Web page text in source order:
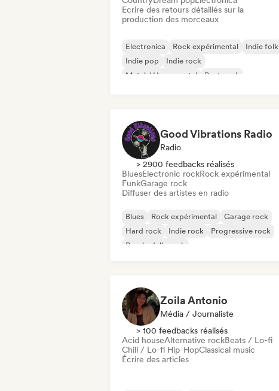
Ecrire des retours détaillés sur la
production des morceaux
Electronica Rock expérimental
Indie folk
Indie pop
Indie rock
Metal / Heavy metal
Post punk
Good Vibrations Radio
Radio
> 2900 feedbacks réalisés
BluesElectronic rockRock expérimental
FunkGarage rock
Diffuser des artistes en radio
Blues Rock expérimental
Garage rock
Hard rock
Indie rock
Progressive rock
Psychedelic rock
Zoila Antonio
Média / Journaliste
> 100 feedbacks réalisés
Acid houseAlternative rockBeats / Lo-fi
Chill / Lo-fi Hip-HopClassical music
Écrire des articles